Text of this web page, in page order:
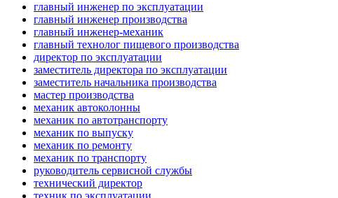
главный инженер по эксплуатации
главный инженер производства
главный инженер-механик
главный технолог пищевого производства
директор по эксплуатации
заместитель директора по эксплуатации
заместитель начальника производства
мастер производства
механик автоколонны
механик по автотранспорту
механик по выпуску
механик по ремонту
механик по транспорту
руководитель сервисной службы
технический директор
техник по эксплуатации